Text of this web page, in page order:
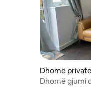
Dhomë
Dhomë gjumi